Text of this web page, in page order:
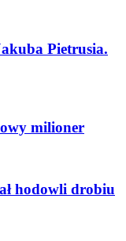
Pietrusia.
milioner
hodowli drobiu